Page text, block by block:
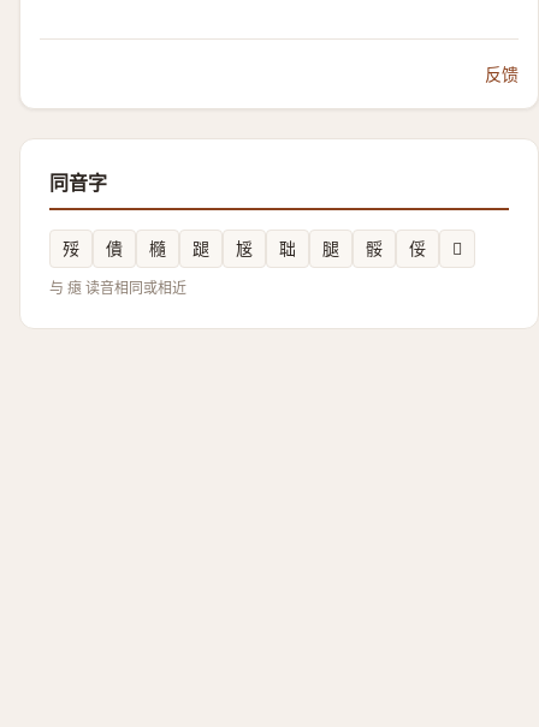
反馈
同音字
㱣 僓 㰐 蹆 㞂 聉 腿 骽 俀 𡯵
与 㾼 读音相同或相近